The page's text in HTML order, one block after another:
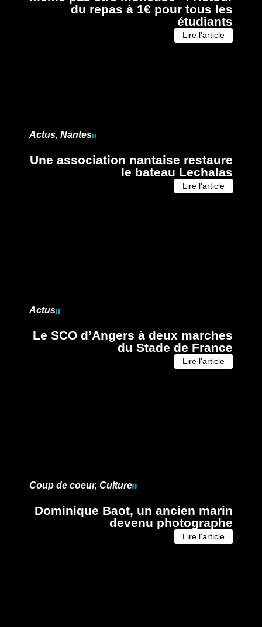
du repas à 1€ pour tous les
étudiants
Lire l'article
Actus, Nantes
Une association nantaise restaure
le bateau Lechalas
Lire l'article
Actus
Le SCO d’Angers à deux marches
du Stade de France
Lire l'article
Coup de coeur, Culture
Dominique Baot, un ancien marin
devenu photographe
Lire l'article